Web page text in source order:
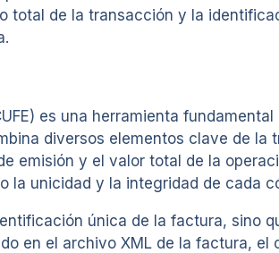
total de la transacción y la
es una herramienta
diversos elementos clave de la
emisión y el valor total de la
la unicidad y la integridad de cada
única de la factura, sino
en el archivo XML de la factura,